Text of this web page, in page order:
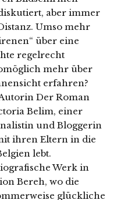
aber immer
Umso mehr
über eine
regelrecht
mehr über
erfahren?
Der Roman
Belim, einer
und Bloggerin
ihren Eltern in die
lebt.
Werk in
Bereh, wo die
glückliche